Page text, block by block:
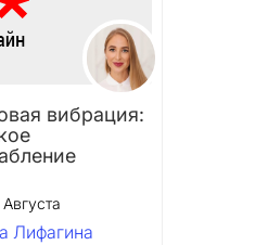
вибрация:
Лифагина